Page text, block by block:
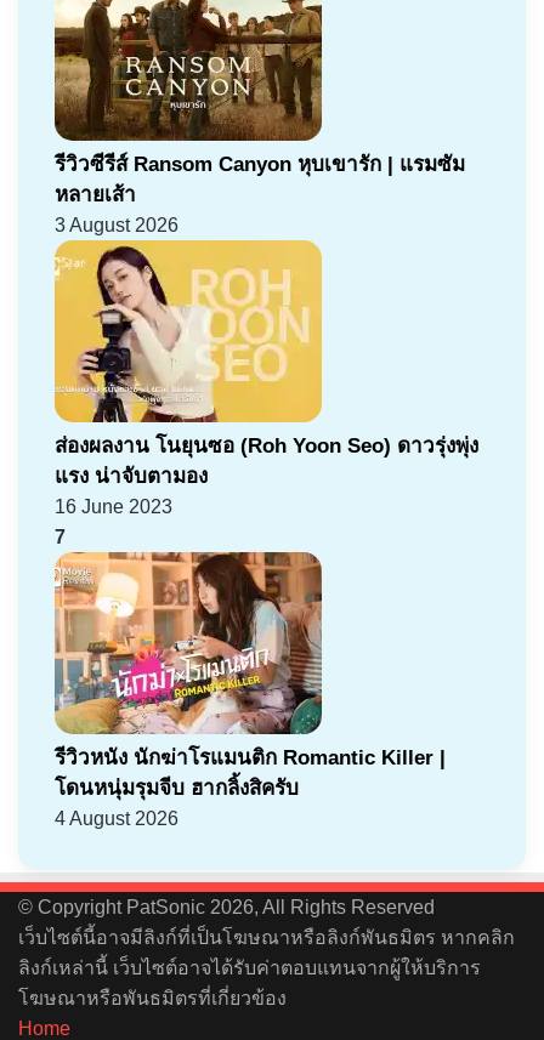
รีวิวซีรีส์ Ransom Canyon หุบเขารัก | แรมซัม
หลายเส้า
3 August 2026
ส่องผลงาน โนยุนซอ (Roh Yoon Seo) ดาวรุ่งพุ่ง
แรง น่าจับตามอง
16 June 2023
7
รีวิวหนัง นักฆ่าโรแมนติก Romantic Killer |
โดนหนุ่มรุมจีบ ฮากลิ้งสิครับ
4 August 2026
© Copyright PatSonic 2026, All Rights Reserved
เว็บไซต์นี้อาจมีลิงก์ที่เป็นโฆษณาหรือลิงก์พันธมิตร หากคลิก
ลิงก์เหล่านี้ เว็บไซต์อาจได้รับค่าตอบแทนจากผู้ให้บริการ
โฆษณาหรือพันธมิตรที่เกี่ยวข้อง
Home